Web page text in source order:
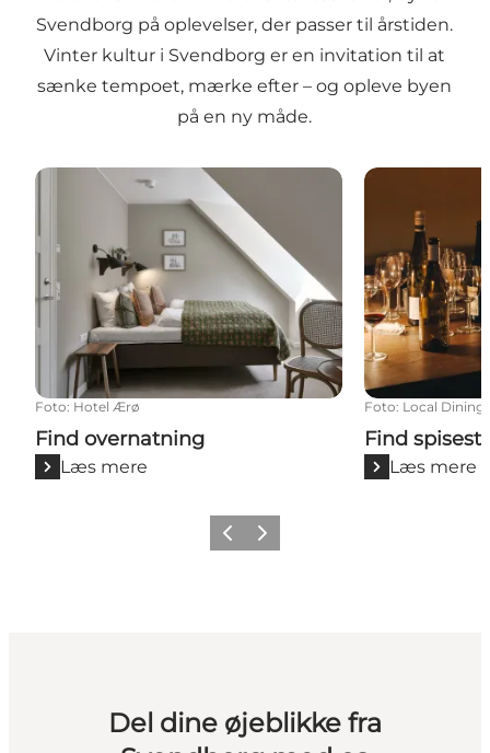
Svendborg på oplevelser, der passer til årstiden.
Vinter kultur i Svendborg er en invitation til at
sænke tempoet, mærke efter – og opleve byen
på en ny måde.
Find overnatning
Foto: Hotel Ærø
Find overnatning
Læs mere
Find
Foto: Local Dining
Find
Læs mere
Forrige billede
Næste billede
Del dine øjeblikke fra